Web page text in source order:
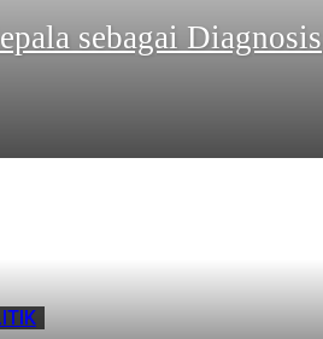
sebagai Diagnosis